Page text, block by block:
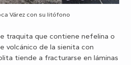
Várez con su litófono
traquita que contiene nefelina o
volcánico de la sienita con
tiende a fracturarse en láminas